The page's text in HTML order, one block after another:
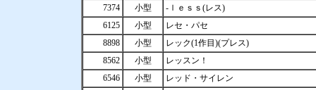
7374 小型
-ｌｅｓｓ(レス)
6125
小型
レセ・パセ
8898
小型
レック(1作目)(プレス)
8562
小型
レッスン！
6546
小型
レッド・サイレン